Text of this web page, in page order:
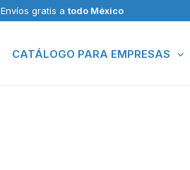
Envíos gratis a todo México
CATÁLOGO PARA EMPRESAS